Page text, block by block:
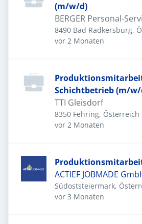
(m/w/d)
BERGER Personal-
8490 Bad Radkersburg,
Veröffentlicht:
vor 2 Monaten
Schichtbetrieb (m/
TTI Gleisdorf
8350 Fehring, Österreich
Veröffentlicht:
vor 2 Monaten
ACTIEF JOBMADE
Südoststeiermark,
Veröffentlicht:
vor 3 Monaten